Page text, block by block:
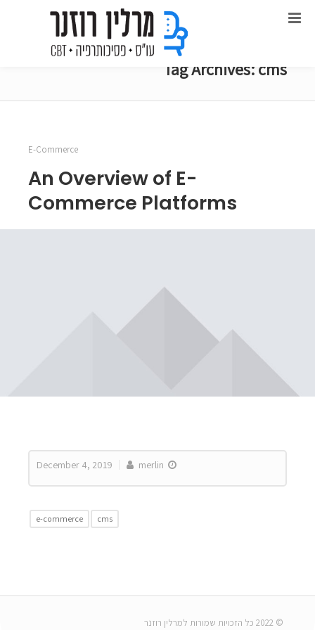
Tag Archives: cms
E-Commerce
An Overview of E-
Commerce Platforms
December 4, 2019 merlin
cms
e-commerce
© 2022 כל הזכויות שמורות למרלין רוזנר